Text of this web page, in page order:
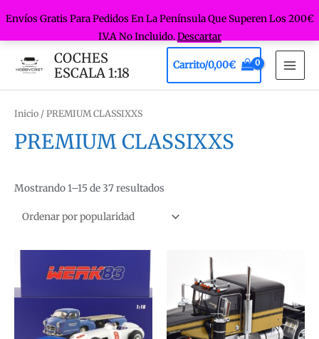
Envíos Gratis Para Pedidos En La Península Que Superen Los 200€
I.V.A No Incluido.Descartar
COCHES
ESCALA 1:18
Carrito/0,00€
Inicio / PREMIUM CLASSIXXS
PREMIUM CLASSIXXS
Mostrando 1–15 de 37 resultados